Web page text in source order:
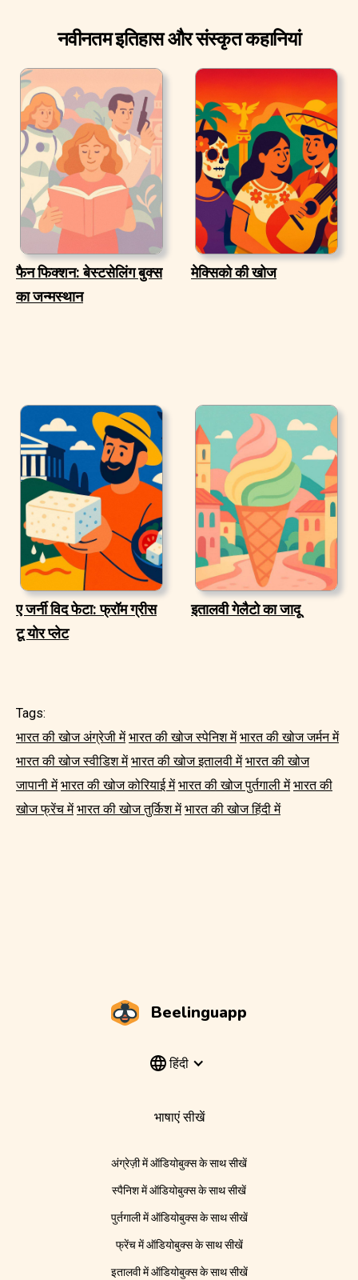
नवीनतम इतिहास और संस्कृत कहानियां
फैन फिक्शन: बेस्टसेलिंग बुक्स
का जन्मस्थान
मेक्सिको की खोज
ए जर्नी विद फेटा: फ्रॉम ग्रीस
टू योर प्लेट
इतालवी गेलैटो का जादू
Tags:
भारत की खोज अंग्रेजी में भारत की खोज स्पेनिश में भारत की खोज जर्मन में
भारत की खोज स्वीडिश में भारत की खोज इतालवी में भारत की खोज
जापानी में भारत की खोज कोरियाई में भारत की खोज पुर्तगाली में भारत की
खोज फ्रेंच में भारत की खोज तुर्किश में भारत की खोज हिंदी में
Beelinguapp
हिंदी
भाषाएं सीखें
अंग्रेज़ी में ऑडियोबुक्स के साथ सीखें
स्पैनिश में ऑडियोबुक्स के साथ सीखें
पुर्तगाली में ऑडियोबुक्स के साथ सीखें
फ्रेंच में ऑडियोबुक्स के साथ सीखें
इतालवी में ऑडियोबुक्स के साथ सीखें